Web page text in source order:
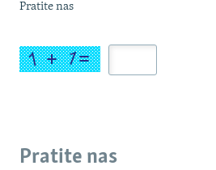
Pratite nas
Pratite nas